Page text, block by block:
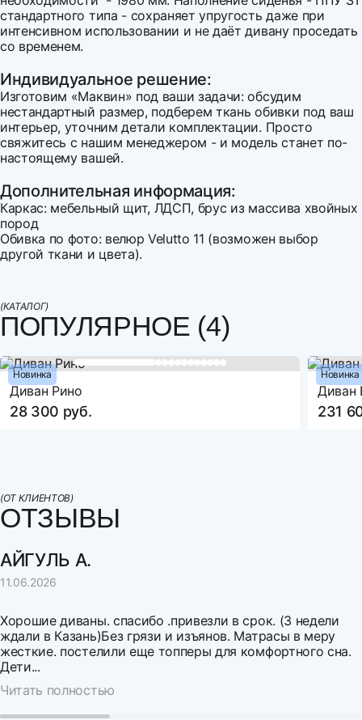
стандартного типа - сохраняет упругость даже при
интенсивном использовании и не даёт дивану проседать
со временем.
Индивидуальное решение:
Изготовим «Маквин» под ваши задачи: обсудим
нестандартный размер, подберем ткань обивки под ваш
интерьер, уточним детали комплектации. Просто
свяжитесь с нашим менеджером - и модель станет по-
настоящему вашей.
Дополнительная информация:
Каркас: мебельный щит, ЛДСП, брус из массива хвойных
пород
Обивка по фото: велюр Velutto 11 (возможен выбор
другой ткани и цвета).
Глубина
Спальное место, ширина
Спальное место, длина
1690(1980)
Механизм трансформации
Выкатной
Наполнение
ППУ ST стандартный
Высота сиденья от пола
Гарантия
Максимальная нагрузка на одно спальное место
Оплата наличными
Оплата по счету
Оплата банковской картой
Рассрочка по картам Совесть и Халва
Оплата СБП
направление
г. Казань
г. Самара
900 км.
г. Волгоград
1 030 км.
г. Уфа
Оцените товар
Выберите файл
Нельзя загрузить более 3 файлов
(КАТАЛОГ)
ПОПУЛЯРНОЕ (4)
Новинка
Диван Рино
28 300 руб.
Новинка
Диван
231
(ОТ КЛИЕНТОВ)
ОТЗЫВЫ
АЙГУЛЬ А.
11.06.2026
Хорошие диваны. спасибо .привезли в срок. (3 недели
ждали в Казань)Без грязи и изъянов. Матрасы в меру
жесткие. постелили еще топперы для комфортного сна.
Дети...
Читать полностью